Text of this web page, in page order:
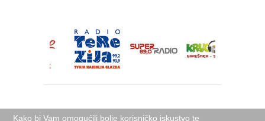
Kako bi Vam omogućili bolje korisničko iskustvo te